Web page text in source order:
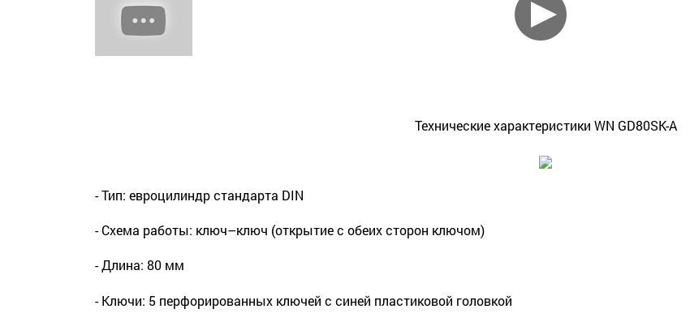
Технические характеристики WN GD80SK-A
- Тип: евроцилиндр стандарта DIN
- Схема работы: ключ–ключ (открытие с обеих сторон ключом)
- Длина: 80 мм
- Ключи: 5 перфорированных ключей с синей пластиковой головкой